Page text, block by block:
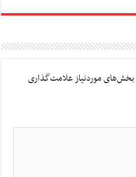
بخش‌های موردنیاز علامت‌گذاری